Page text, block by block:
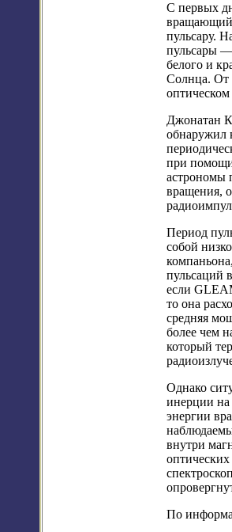
С первых
пульсару.
пульсары
белого и
Солнца. От
Джонатан
обнаружил
при
астрономы
вращения,
Период
собой
пульсаций
если
то она
средняя
более чем
который
Однако
инерции на
энергии
внутри
По